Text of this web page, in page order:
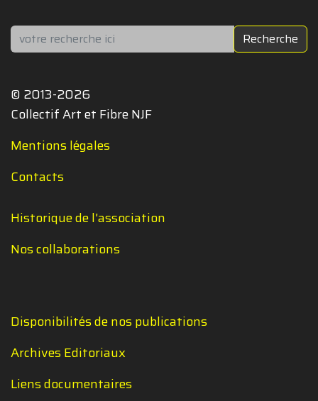
Rechercher Recherche
© 2013-2026
Collectif Art et Fibre NJF
Mentions légales
Contacts
Historique de l'association
Nos collaborations
Disponibilités de nos publications
Archives Editoriaux
Liens documentaires